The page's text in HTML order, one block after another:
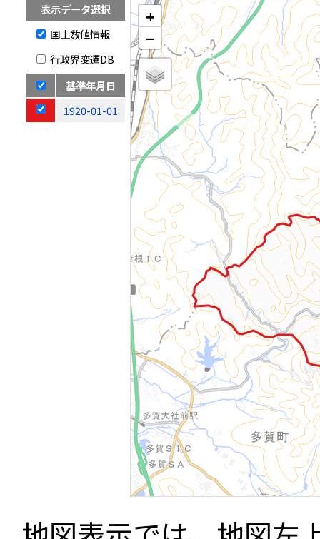
表示データ選択
国土数値情報
行政界変遷DB
基準年月日
1920-01-01
+
−